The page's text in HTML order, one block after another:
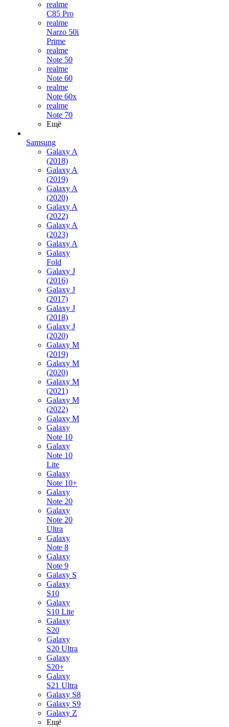
realme
C85 Pro
realme
Narzo 50i
Prime
realme
Note 50
realme
Note 60
realme
Note 60x
realme
Note 70
Ещё
Samsung
Galaxy A
(2018)
Galaxy A
(2019)
Galaxy A
(2020)
Galaxy A
(2022)
Galaxy A
(2023)
Galaxy A
Galaxy
Fold
Galaxy J
(2016)
Galaxy J
(2017)
Galaxy J
(2018)
Galaxy J
(2020)
Galaxy M
(2019)
Galaxy M
(2020)
Galaxy M
(2021)
Galaxy M
(2022)
Galaxy M
Galaxy
Note 10
Galaxy
Note 10
Lite
Galaxy
Note 10+
Galaxy
Note 20
Galaxy
Note 20
Ultra
Galaxy
Note 8
Galaxy
Note 9
Galaxy S
Galaxy
S10
Galaxy
S10 Lite
Galaxy
S20
Galaxy
S20 Ultra
Galaxy
S20+
Galaxy
S21 Ultra
Galaxy S8
Galaxy S9
Galaxy Z
Ещё